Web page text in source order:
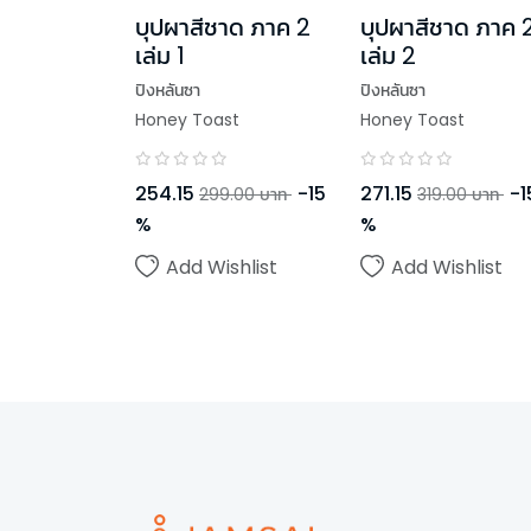
บุปผาสีชาด ภาค 2
เล่ม 1
ปิงหลันซา
Honey Toast
254.15 299.00 บาท -15
%
Add Wishlist
บุปผาสีชาด ภาค
เล่ม 2
ปิงหลันซา
Honey Toast
271.15 319.00 บาท -
%
Add Wishlist